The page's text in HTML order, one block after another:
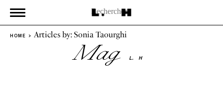
HOME Articles by: Sonia Taourghi
Mag L. H